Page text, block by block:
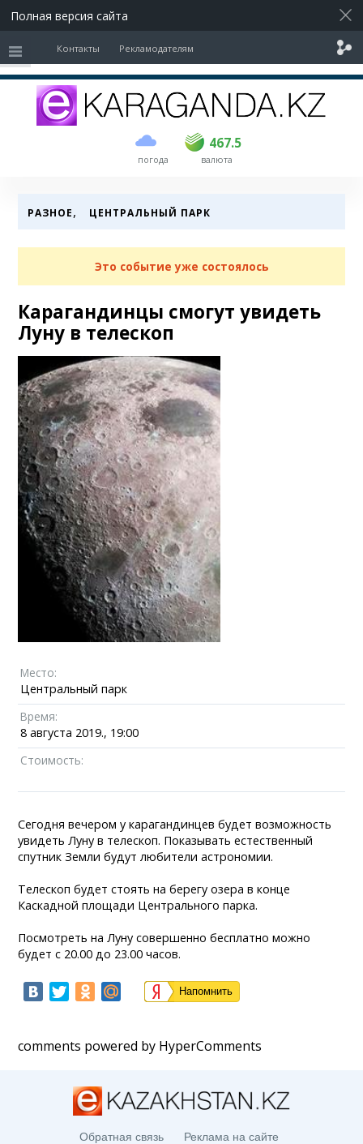
Полная версия сайта
Контакты Рекламодателям
погода
467.5
покупка продажа
USD 466.5 467.5
EUR валюта
РАЗНОЕ, ЦЕНТРАЛЬНЫЙ ПАРК
Это событие уже состоялось
Карагандинцы смогут увидеть
Луну в телескоп
Место:
Центральный парк
Время:
8 августа 2019., 19:00
Стоимость:
Сегодня вечером у карагандинцев будет возможность
увидеть Луну в телескоп. Показывать естественный
спутник Земли будут любители астрономии.
Телескоп будет стоять на берегу озера в конце
Каскадной площади Центрального парка.
Посмотреть на Луну совершенно бесплатно можно
будет с 20.00 до 23.00 часов.
Напомнить
comments powered by HyperComments
Обратная связь Реклама на сайте